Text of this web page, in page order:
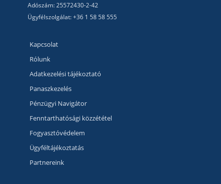
Adószám: 25572430-2-42
Ügyfélszolgálat: +36 1 58 58 555
Kapcsolat
Rólunk
Adatkezelési tájékoztató
Panaszkezelés
Pénzügyi Navigátor
Fenntarthatósági közzététel
Fogyasztóvédelem
Ügyféltájékoztatás
Partnereink